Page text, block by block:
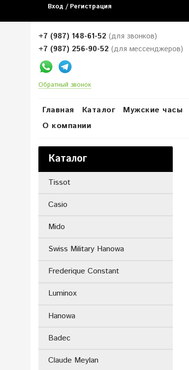
Вход / Регистрация
+7 (987) 148-61-52 (для звонков)
+7 (987) 256-90-52 (для мессенджеров)
Обратный звонок
Главная Каталог Мужские часы
О компании
Каталог
Tissot
Casio
Mido
Swiss Military Hanowa
Frederique Constant
Luminox
Hanowa
Badec
Claude Meylan